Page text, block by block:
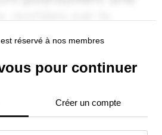
réservé à nos membres
pour continuer
Créer un compte